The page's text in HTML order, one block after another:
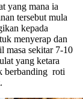
yang mana ia
tersebut mula
kepada
menyerap dan
masa sekitar 7-10
yang ketara
berbanding roti